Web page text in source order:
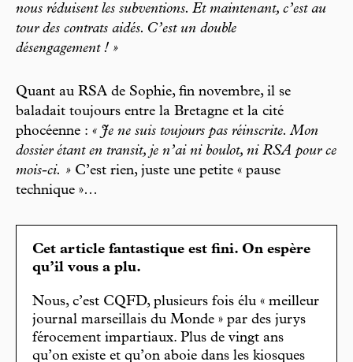
nous réduisent les subventions. Et maintenant, c’est au
tour des contrats aidés. C’est un double
désengagement ! »
Quant au RSA de Sophie, fin novembre, il se
baladait toujours entre la Bretagne et la cité
phocéenne : « Je ne suis toujours pas réinscrite. Mon
dossier étant en transit, je n’ai ni boulot, ni RSA pour ce
mois-ci. » C’est rien, juste une petite « pause
technique »…
Cet article fantastique est fini. On espère
qu’il vous a plu.
Nous, c’est CQFD, plusieurs fois élu « meilleur
journal marseillais du Monde » par des jurys
férocement impartiaux. Plus de vingt ans
qu’on existe et qu’on aboie dans les kiosques